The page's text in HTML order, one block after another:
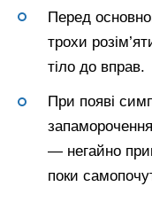
Перед
трохи
тіло до вправ.
При появі
— негайно
поки